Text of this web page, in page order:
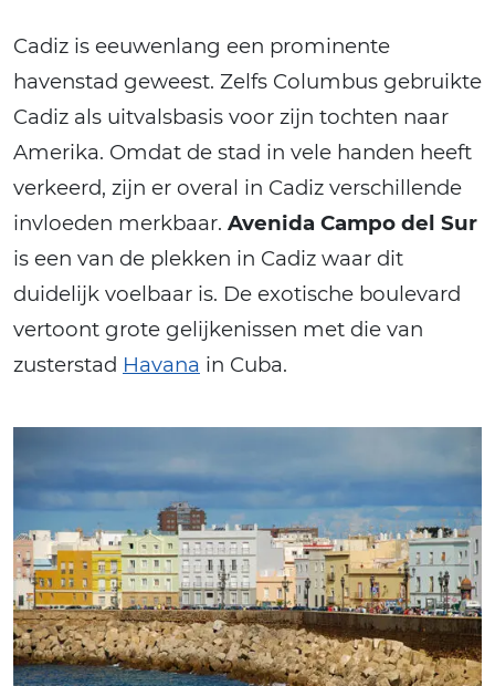
Cadiz is eeuwenlang een prominente
havenstad geweest. Zelfs Columbus gebruikte
Cadiz als uitvalsbasis voor zijn tochten naar
Amerika. Omdat de stad in vele handen heeft
verkeerd, zijn er overal in Cadiz verschillende
invloeden merkbaar. Avenida Campo del Sur
is een van de plekken in Cadiz waar dit
duidelijk voelbaar is. De exotische boulevard
vertoont grote gelijkenissen met die van
zusterstad Havana in Cuba.